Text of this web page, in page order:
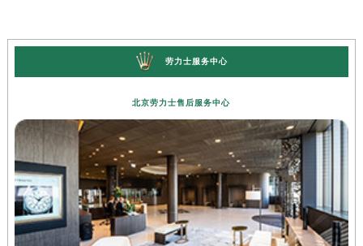
劳力士服务中心
北京劳力士售后服务中心